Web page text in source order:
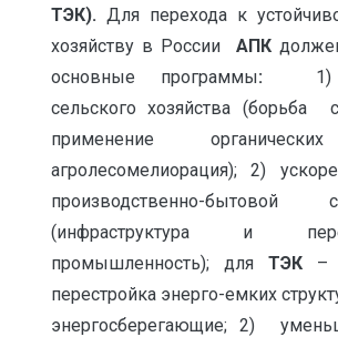
ТЭК). Для перехода к
хозяйству в России АПК
основные программы:
сельского хозяйства (борьба
применение
агролесомелиорация); 2)
производственно-
(инфраструктура и
промышленность); дляТЭК –
перестройка энерго-емких
энергосберегающие; 2)